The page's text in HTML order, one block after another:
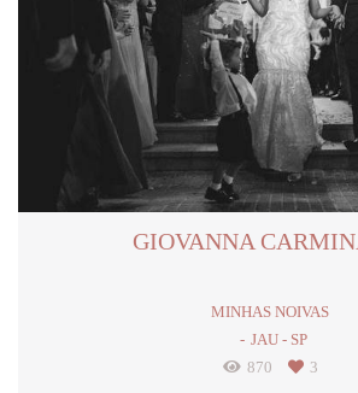
GIOVANNA
MINHAS NOIVAS
JAU - SP
870
3